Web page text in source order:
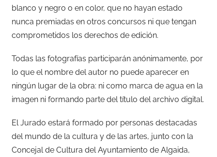
blanco y negro o en color, que no hayan estado
nunca premiadas en otros concursos ni que tengan
comprometidos los derechos de edición.
Todas las fotografías participarán anónimamente, por
lo que el nombre del autor no puede aparecer en
ningún lugar de la obra: ni como marca de agua en la
imagen ni formando parte del título del archivo digital.
El Jurado estará formado por personas destacadas
del mundo de la cultura y de las artes, junto con la
Concejal de Cultura del Ayuntamiento de Algaida,